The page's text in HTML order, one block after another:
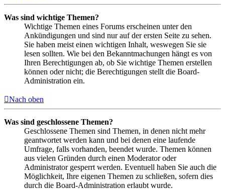
Was sind wichtige Themen?
Wichtige Themen eines Forums erscheinen unter den
Ankündigungen und sind nur auf der ersten Seite zu sehen.
Sie haben meist einen wichtigen Inhalt, weswegen Sie sie
lesen sollten. Wie bei den Bekanntmachungen hängt es von
Ihren Berechtigungen ab, ob Sie wichtige Themen erstellen
können oder nicht; die Berechtigungen stellt die Board-
Administration ein.
Nach oben
Was sind geschlossene Themen?
Geschlossene Themen sind Themen, in denen nicht mehr
geantwortet werden kann und bei denen eine laufende
Umfrage, falls vorhanden, beendet wurde. Themen können
aus vielen Gründen durch einen Moderator oder
Administrator gesperrt werden. Eventuell haben Sie auch die
Möglichkeit, Ihre eigenen Themen zu schließen, sofern dies
durch die Board-Administration erlaubt wurde.